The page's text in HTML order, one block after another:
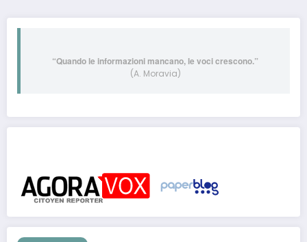
articoli
“Quando le informazioni mancano, le voci crescono.”
(A. Moravia)